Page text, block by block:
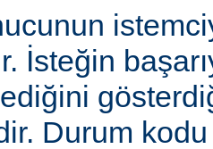
İsteğin
Durum